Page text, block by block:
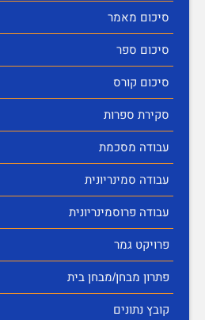
סיכום מאמר
סיכום ספר
סיכום קורס
סקירת ספרות
עבודה מסכמת
עבודה סמינריונית
עבודה פרוסמינריונית
פרויקט גמר
פתרון מבחן/מבחן בית
קובץ נתונים